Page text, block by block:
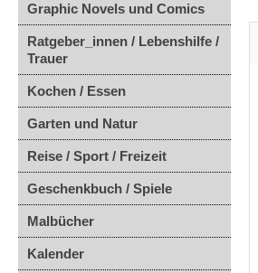
Graphic Novels und Comics
Ratgeber_innen / Lebenshilfe /
Trauer
Kochen / Essen
Garten und Natur
Reise / Sport / Freizeit
Geschenkbuch / Spiele
Malbücher
Kalender